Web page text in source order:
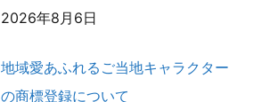
2026年8月6日
地域愛あふれるご当地キャラクター
の商標登録について